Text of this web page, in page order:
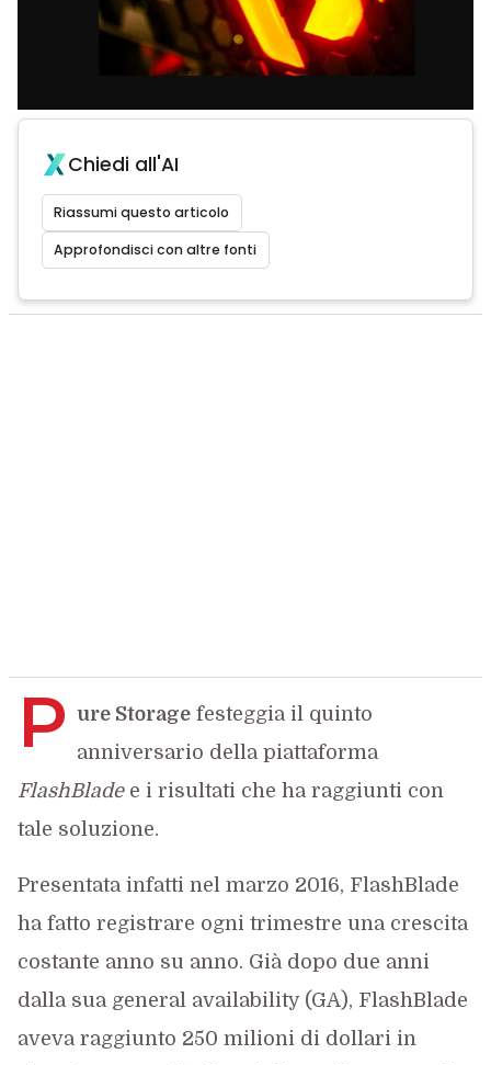
Chiedi all'AI
Riassumi questo articolo
Approfondisci con altre fonti
P ure Storagefesteggia il quinto
anniversario della piattaforma
FlashBladee i risultati che ha raggiunti con
tale soluzione.
Presentata infatti nel marzo 2016, FlashBlade
ha fatto registrare ogni trimestre una crescita
costante anno su anno. Già dopo due anni
dalla sua general availability (GA), FlashBlade
aveva raggiunto 250 milioni di dollari in